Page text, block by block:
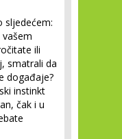
sljedećem:
ili
smatrali da
događaje?
instinkt
čak i u